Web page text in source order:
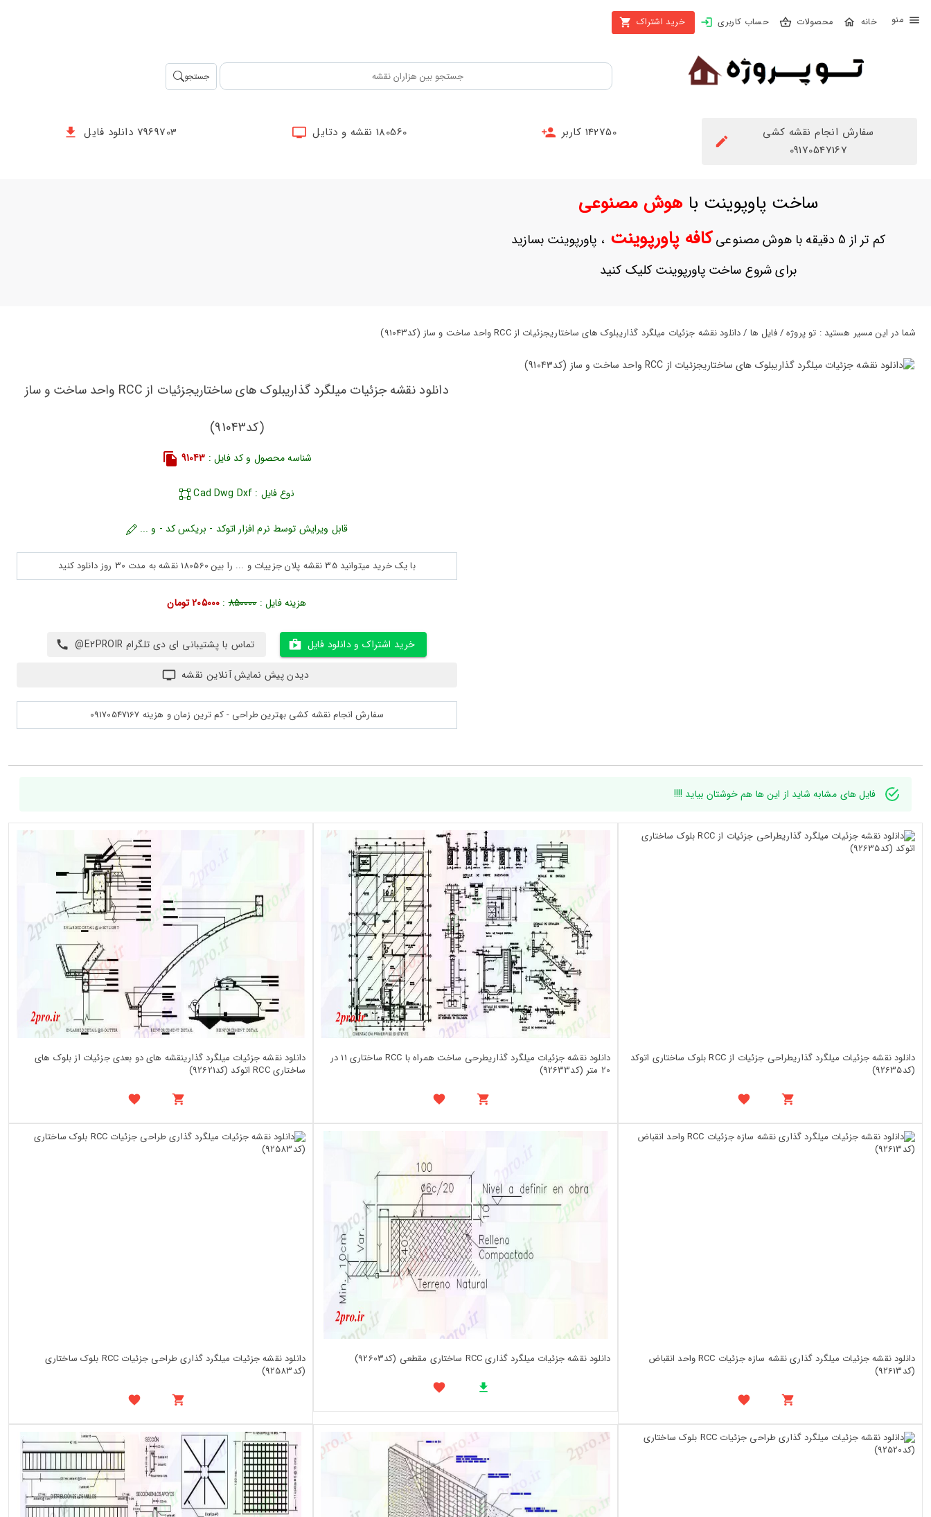
محصولات حساب کاربری خرید اشتراک
بستن
محصولات
حساب
جستجو
سفارش انجام نقشه کشی
09170547167
142750 کاربر 180560 نقشه و دتایل 7969703 دانلود فایل
ساخت پاوپوینت باهوش مصنوعی
کم تر از 5 دقیقه با هوش مصنوعی کافه پاورپوینت، پاورپوینت بسازید
برای شروع ساخت پاورپوینت کلیک کنید
شما در این مسیر هستید : تو پروژه / فایل ها / دانلود نقشه جزئیات میلگرد گذاریبلوک های ساختاریجزئیات از RCC واحد ساخت و ساز (کد91043)
دانلود نقشه جزئیات میلگرد گذاریبلوک های ساختاریجزئیات از RCC واحد ساخت و ساز
(کد91043)
شناسه محصول و کد فایل : 91043
نوع فایل : Cad Dwg Dxf
قابل ویرایش توسط نرم افزار اتوکد - بریکس کد - و ...
با یک خرید میتوانید 35 نقشه پلان جزییات و ... را بین 180560 نقشه به مدت 30 روز دانلود کنید
هزینه فایل :850000
: 205000 تومان
خرید اشتراک و دانلود فایل
تماس با پشتیبانی ای دی تلگرام E2PROIR@
دیدن پیش نمایش آنلاین نقشه
سفارش انجام نقشه کشی بهترین طراحی - کم ترین زمان و هزینه 09170547167
فایل های مشابه شاید از این ها هم خوشتان بیاید !!!!
دانلود نقشه جزئیات میلگرد گذاریطراحی جزئیات از RCC بلوک ساختاری اتوکد
(کد92635)
دانلود نقشه جزئیات میلگرد گذاریطرحی ساخت همراه با RCC ساختاری 11 در
20 متر (کد92633)
دانلود نقشه جزئیات میلگرد گذارینقشه های دو بعدی جزئیات از بلوک های
ساختاری RCC اتوکد (کد92621)
دانلود نقشه جزئیات میلگرد گذاری نقشه سازه جزئیات RCC واحد انقباض
(کد92613)
دانلود نقشه جزئیات میلگرد گذاری RCC ساختاری مقطعی (کد92603)
دانلود نقشه جزئیات میلگرد گذاری طراحی جزئیات RCC بلوک ساختاری
(کد92583)